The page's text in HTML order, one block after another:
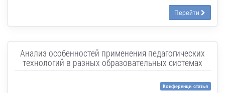
Перейти
Анализ особенностей применения педагогических
технологий в разных образовательных системах
Конференци статья